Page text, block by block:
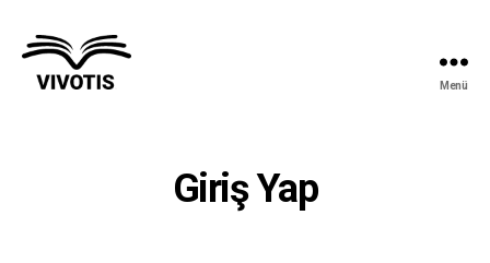
Menü
Giriş Yap